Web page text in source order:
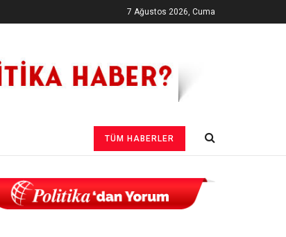
7 Ağustos 2026, Cuma
TÜM HABERLER